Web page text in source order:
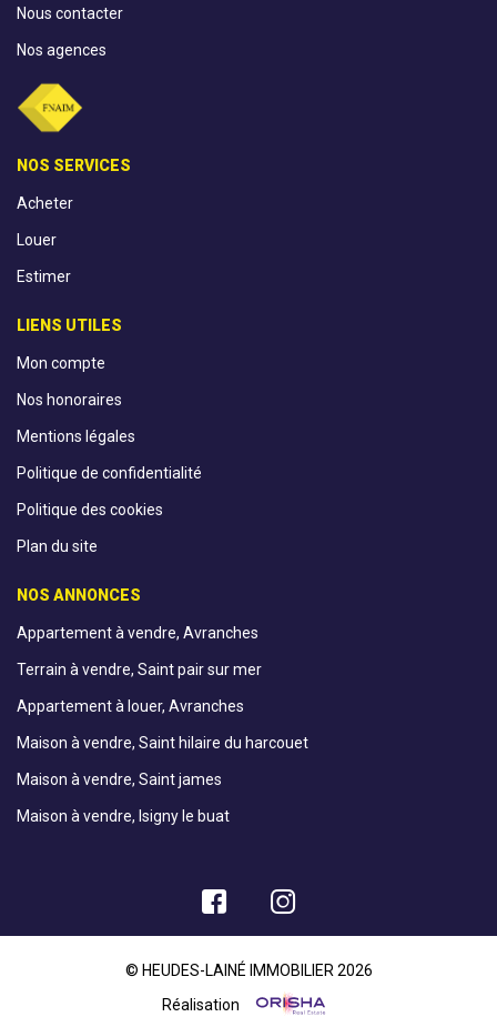
Nous contacter
Nos agences
NOS SERVICES
Acheter
Louer
Estimer
LIENS UTILES
Mon compte
Nos honoraires
Mentions légales
Politique de confidentialité
Politique des cookies
Plan du site
NOS ANNONCES
Appartement à vendre, Avranches
Terrain à vendre, Saint pair sur mer
Appartement à louer, Avranches
Maison à vendre, Saint hilaire du harcouet
Maison à vendre, Saint james
Maison à vendre, Isigny le buat
© HEUDES-LAINÉ IMMOBILIER 2026
Réalisation